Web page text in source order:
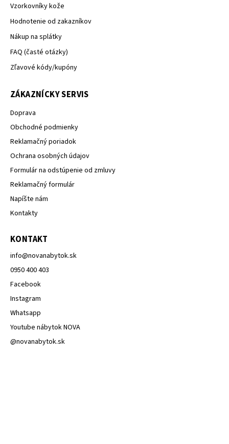
Vzorkovníky kože
Hodnotenie od zakazníkov
Nákup na splátky
FAQ (časté otázky)
Zľavové kódy/kupóny
ZÁKAZNÍCKY SERVIS
Doprava
Obchodné podmienky
Reklamačný poriadok
Ochrana osobných údajov
Formulár na odstúpenie od zmluvy
Reklamačný formulár
Napíšte nám
Kontakty
KONTAKT
info@novanabytok.sk
0950 400 403
Facebook
Instagram
Whatsapp
Youtube nábytok NOVA
@novanabytok.sk